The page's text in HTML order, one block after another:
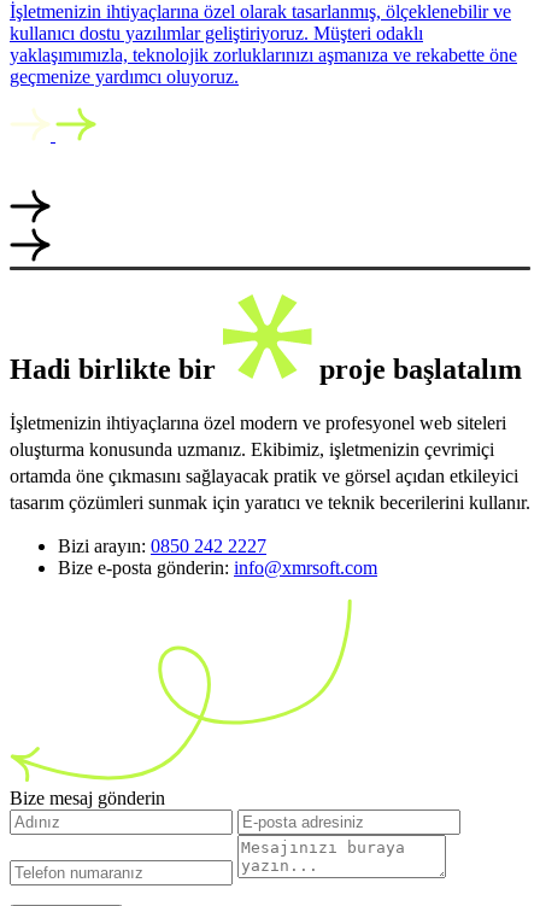
İşletmenizin ihtiyaçlarına özel olarak tasarlanmış, ölçeklenebilir ve
kullanıcı dostu yazılımlar geliştiriyoruz. Müşteri odaklı
yaklaşımımızla, teknolojik zorluklarınızı aşmanıza ve rekabette öne
geçmenize yardımcı oluyoruz.
Hadi birlikte bir proje başlatalım
İşletmenizin ihtiyaçlarına özel modern ve profesyonel web siteleri
oluşturma konusunda uzmanız. Ekibimiz, işletmenizin çevrimiçi
ortamda öne çıkmasını sağlayacak pratik ve görsel açıdan etkileyici
tasarım çözümleri sunmak için yaratıcı ve teknik becerilerini kullanır.
Bizi arayın: 0850 242 2227
Bize e-posta gönderin: info@xmrsoft.com
Bize mesaj gönderin